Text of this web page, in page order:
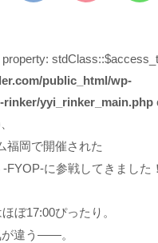
property:
public_html/wp-
yyi_rinker_main.php
福岡で開催された
-FYOP-に参戦してきました！
ぼ17:00ぴったり。
が違う――。